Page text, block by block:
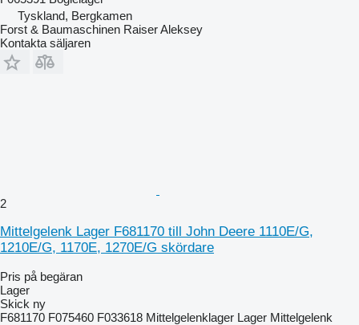
Tyskland, Bergkamen
Forst & Baumaschinen Raiser Aleksey
Kontakta säljaren
2
Mittelgelenk Lager F681170 till John Deere 1110E/G,
1210E/G, 1170E, 1270E/G skördare
Pris på begäran
Lager
Skick ny
F681170 F075460 F033618 Mittelgelenklager Lager Mittelgelenk